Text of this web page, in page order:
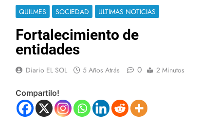
QUILMES SOCIEDAD ULTIMAS NOTICIAS
Fortalecimiento de
entidades
Diario EL SOL 5 Años Atrás 0 2 Minutos
Compartilo!